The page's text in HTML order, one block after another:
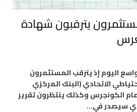
يترقبون شهادة
اليوم إذ يترقب المستثمرون
الاتحادي (البنك المركزي
الكونجرس وكذلك ينتظرون تقرير
سيصدر في…